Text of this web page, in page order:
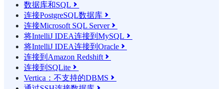
数据库和SQL 
连接PostgreSQL数据库 
连接Microsoft SQL Server
将IntelliJ IDEA连接到MySQL 
将IntelliJ IDEA连接到Oracle 
连接到Amazon Redshift 
连接到SQLite 
Vertica：不支持的DBMS 